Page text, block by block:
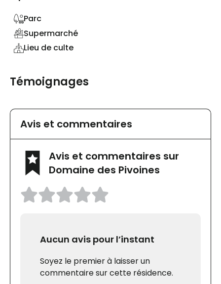
Parc
Supermarché
Lieu de culte
Témoignages
Avis et commentaires
Avis et commentaires sur
Domaine des Pivoines
Aucun avis pour l’instant
Soyez le premier à laisser un
commentaire sur cette résidence.